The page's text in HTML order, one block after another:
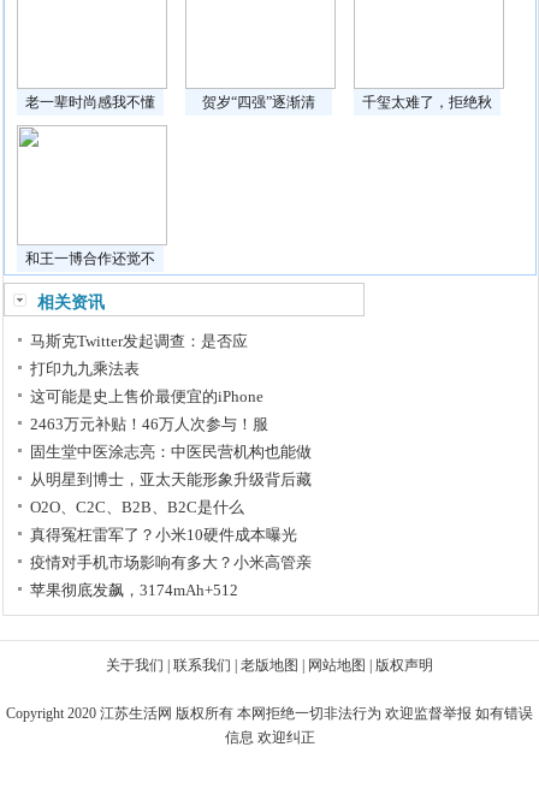
老一辈时尚感我不懂 贺岁“四强”逐渐清 千玺太难了，拒绝秋
和王一博合作还觉不
相关资讯
马斯克Twitter发起调查：是否应
打印九九乘法表
这可能是史上售价最便宜的iPhone
2463万元补贴！46万人次参与！服
固生堂中医涂志亮：中医民营机构也能做
从明星到博士，亚太天能形象升级背后藏
O2O、C2C、B2B、B2C是什么
真得冤枉雷军了？小米10硬件成本曝光
疫情对手机市场影响有多大？小米高管亲
苹果彻底发飙，3174mAh+512
关于我们 联系我们 老版地图 网站地图 版权声明
Copyright 2020 江苏生活网 版权所有 本网拒绝一切非法行为 欢迎监督举报 如有错误
信息 欢迎纠正